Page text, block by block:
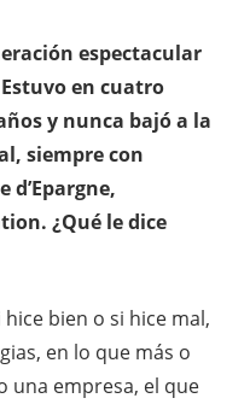
espectacular
en cuatro
y nunca bajó a la
siempre con
d’Epargne,
¿Qué le dice
bien o si hice mal,
en lo que más o
una empresa, el que